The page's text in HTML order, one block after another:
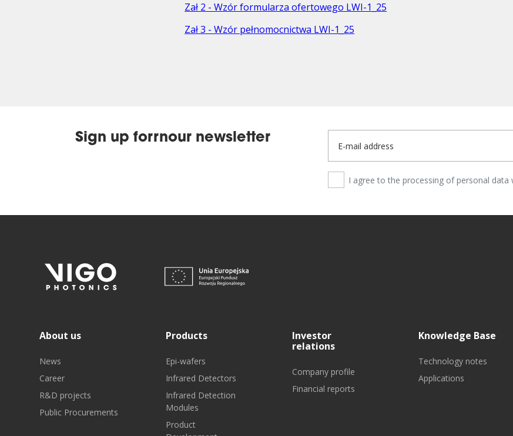
Zał 2 - Wzór formularza ofertowego LWI-1_25
Zał 3 - Wzór pełnomocnictwa LWI-1_25
Sign up forrnour newsletter
I agree to the processing of personal data
About us
News
Career
R&D projects
Public Procurements
Products
Epi-wafers
Infrared Detectors
Infrared Detection
Modules
Product
Investor
relations
Company profile
Financial reports
Knowledge Base
Technology notes
Applications